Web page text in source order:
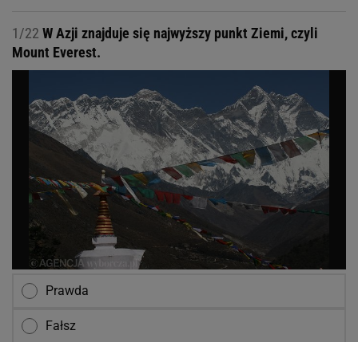
1/22 W Azji znajduje się najwyższy punkt Ziemi, czyli
Mount Everest.
Prawda
Fałsz